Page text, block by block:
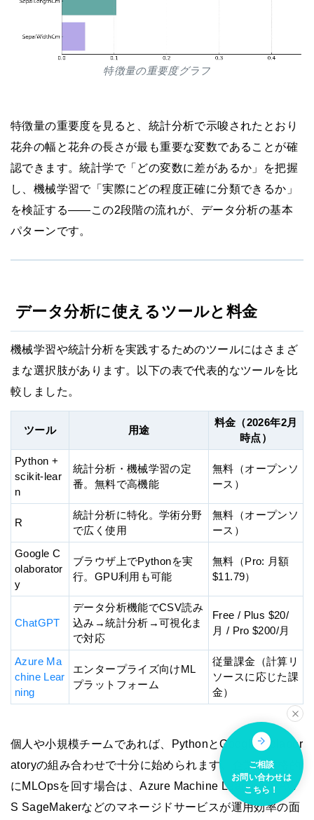
特徴量の重要度グラフ
特徴量の重要度を見ると、統計分析で示唆されたとおり
花弁の幅と花弁の長さが最も重要な変数であることが確
認できます。統計学で「どの変数に差があるか」を把握
し、機械学習で「実際にどの程度正確に分類できるか」
を検証する——この2段階の流れが、データ分析の基本
パターンです。
データ分析に使えるツールと料金
機械学習や統計分析を実践するためのツールにはさまざ
まな選択肢があります。以下の表で代表的なツールを比
較しました。
ツール 用途
料金（2026年2月
時点）
Python +
scikit-lear
n
統計分析・機械学習の定
番。無料で高機能
無料（オープンソ
ース）
R
統計分析に特化。学術分野
で広く使用
無料（オープンソ
ース）
Google C
olaborator
y
ブラウザ上でPythonを実
行。GPU利用も可能
無料（Pro: 月額
$11.79）
ChatGPT
データ分析機能でCSV読み
込み→統計分析→可視化ま
で対応
Free / Plus $20/
月 / Pro $200/月
Azure Ma
chine Lear
ning
エンタープライズ向けML
プラットフォーム
従量課金（計算リ
ソースに応じた課
金）
個人や小規模チームであれば、PythonとGoogle Colabor
atoryの組み合わせで十分に始められます。企業で本格的
にMLOpsを回す場合は、Azure Machine LearningやAW
S SageMakerなどのマネージドサービスが運用効率の面
ご相談
お問い合わせは
こちら！